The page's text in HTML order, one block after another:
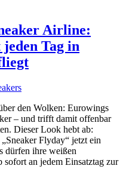
Airline:
Tag in
den Wolken: Eurowings
– und trifft damit offenbar
Dieser Look hebt ab:
Flyday“ jetzt ein
dürfen ihre weißen
an jedem Einsatztag zur